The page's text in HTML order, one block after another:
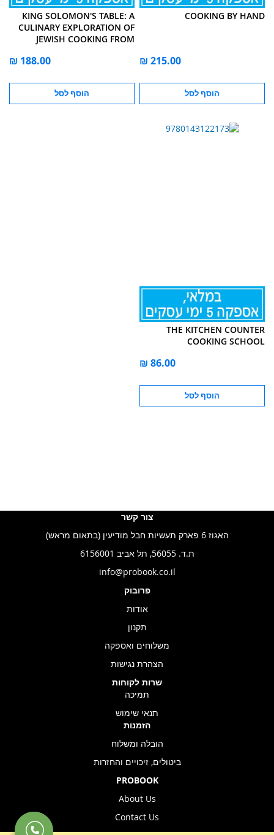
COOKING BY HAND
הוסף לסל
KING SOLOMON'S TABLE: A
CULINARY EXPLORATION OF
JEWISH COOKING FROM
הוסף לסל
THE KITCHEN COUNTER
COOKING SCHOOL
הוסף לסל
צור קשר
האגוז 6 פארק תעשיות חבל מודיעין (בתאום מראש)
ת.ד. 56055, תל אביב 6156001
info@probook.co.il
פרובוק
אודות
תקנון
משלוחים ואספקה
הצהרת נגישות
שרות לקוחות
תמיכה
תנאי שימוש
הזמנות
הובלה ומשלוח
ביטולים, זיכויים והחזרות
PROBOOK
About Us
Contact Us